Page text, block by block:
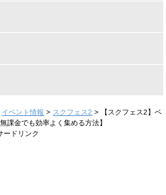
イベント情報 > スクフェス2 >
【スクフェス2】ペ
課金でも効率よく集める方法】
ードリンク